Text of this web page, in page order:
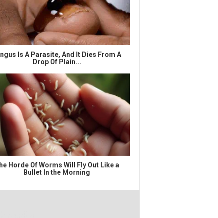
Is A Parasite, And It Dies From A
Drop Of Plain...
Horde Of Worms Will Fly Out Like a
Bullet In the Morning